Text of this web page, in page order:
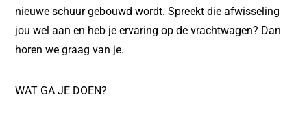
nieuwe schuur gebouwd wordt. Spreekt die afwisseling
jou wel aan en heb je ervaring op de vrachtwagen? Dan
horen we graag van je.
WAT GA JE DOEN?